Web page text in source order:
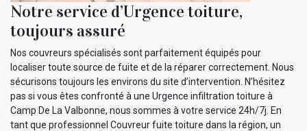
Notre service d’Urgence toiture,
toujours assuré
Nos couvreurs spécialisés sont parfaitement équipés pour
localiser toute source de fuite et de la réparer correctement. Nous
sécurisons toujours les environs du site d’intervention. N’hésitez
pas si vous êtes confronté à une Urgence infiltration toiture à
Camp De La Valbonne, nous sommes à votre service 24h/7j. En
tant que professionnel Couvreur fuite toiture dans la région, un